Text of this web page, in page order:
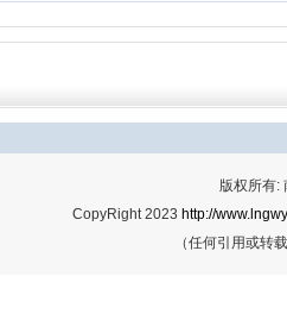
版权所有:
CopyRight 2023 http://
（任何引用或转